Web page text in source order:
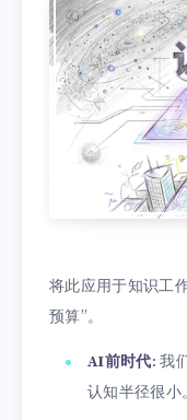
将此应用于知识工
预算”。
AI前时代: 我
认知半径很小。